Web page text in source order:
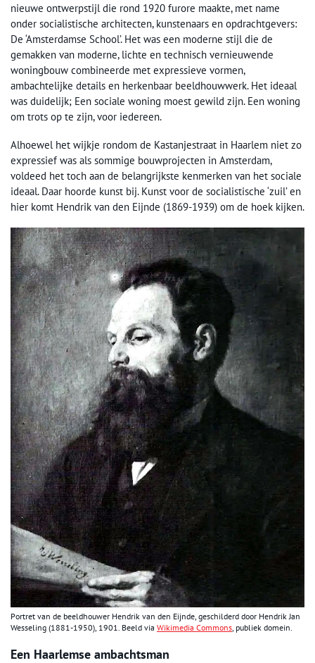
nieuwe ontwerpstijl die rond 1920 furore maakte, met name
onder socialistische architecten, kunstenaars en opdrachtgevers:
De ‘Amsterdamse School’. Het was een moderne stijl die de
gemakken van moderne, lichte en technisch vernieuwende
woningbouw combineerde met expressieve vormen,
ambachtelijke details en herkenbaar beeldhouwwerk. Het ideaal
was duidelijk; Een sociale woning moest gewild zijn. Een woning
om trots op te zijn, voor iedereen.
Alhoewel het wijkje rondom de Kastanjestraat in Haarlem niet zo
expressief was als sommige bouwprojecten in Amsterdam,
voldeed het toch aan de belangrijkste kenmerken van het sociale
ideaal. Daar hoorde kunst bij. Kunst voor de socialistische ‘zuil’ en
hier komt Hendrik van den Eijnde (1869-1939) om de hoek kijken.
Portret van de beeldhouwer Hendrik van den Eijnde, geschilderd door Hendrik Jan
Wesseling (1881-1950), 1901. Beeld via Wikimedia Commons , publiek domein.
Een Haarlemse ambachtsman